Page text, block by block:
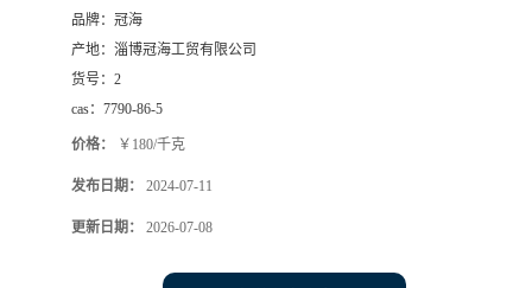
品牌： 冠海
产地： 淄博冠海工贸有限公司
货号： 2
cas： 7790-86-5
价格： ￥180/千克
发布日期： 2024-07-11
更新日期： 2026-07-08